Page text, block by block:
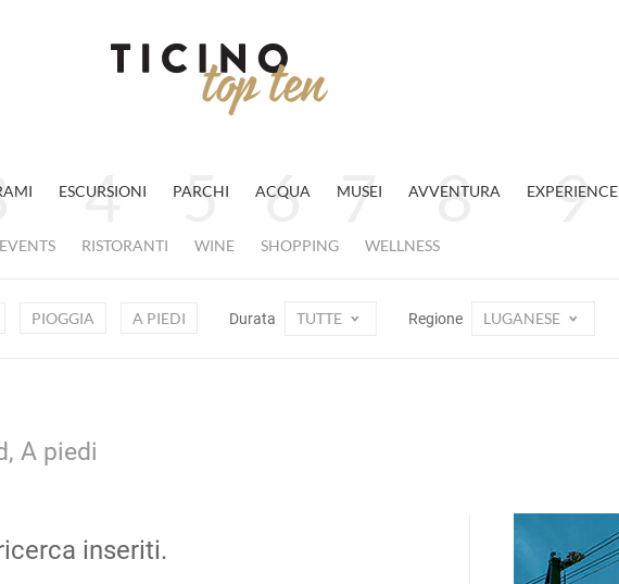
ESCURSIONI PARCHI ACQUA MUSEI AVVENTURA EXPERIENCE
EVENTS RISTORANTI WINE SHOPPING WELLNESS
PIOGGIA A PIEDI Durata TUTTE Regione LUGANESE
A piedi
inseriti.